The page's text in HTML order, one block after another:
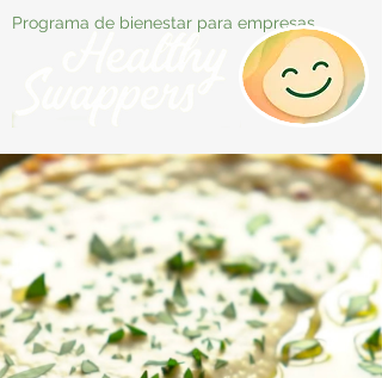
Programa de bienestar para empresas